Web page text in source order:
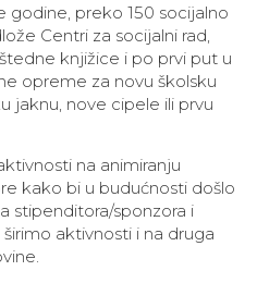
godine, preko 150 socijalno
Centri za socijalni rad,
knjižice i po prvi put u
opreme za novu školsku
jaknu, nove cipele ili prvu
na animiranju
kako bi u budućnosti došlo
stipenditora/sponzora i
aktivnosti i na druga